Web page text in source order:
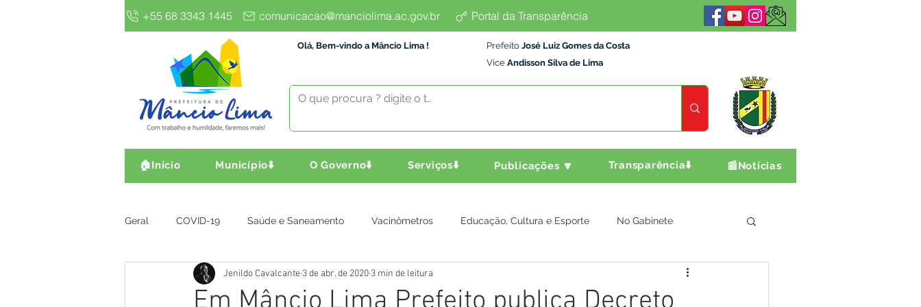
+55 68 3343 1445 comunicacao@manciolima.ac.gov.br Portal da Transparência
Olá, Bem-vindo a Mâncio Lima ! Prefeito José Luiz Gomes da Costa
Vice Andisson Silva de Lima
🏠Início Município⬇️ O Governo⬇️ Serviços⬇️ Publicações 🔽 Transparência⬇️ 📰Notícias
Geral COVID-19 Saúde e Saneamento Vacinômetros Educação, Cultura e Esporte No Gabinete
Gestão e Finanças Infra, Obra e Transporte Assistência Social Agricultura e Produção
Jenildo Cavalcante 3 de abr. de 2020 3 min de leitura